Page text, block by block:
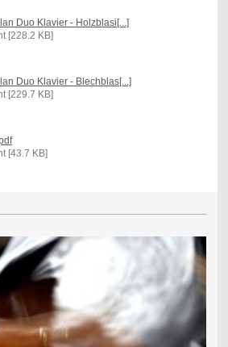
Duo Klavier - Holzblasi[...]
[228.2 KB]
Duo Klavier - Blechblas[...]
[229.7 KB]
[43.7 KB]